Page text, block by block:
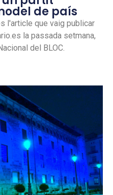
de país
l'article que vaig publicar
la passada setmana,
del BLOC.